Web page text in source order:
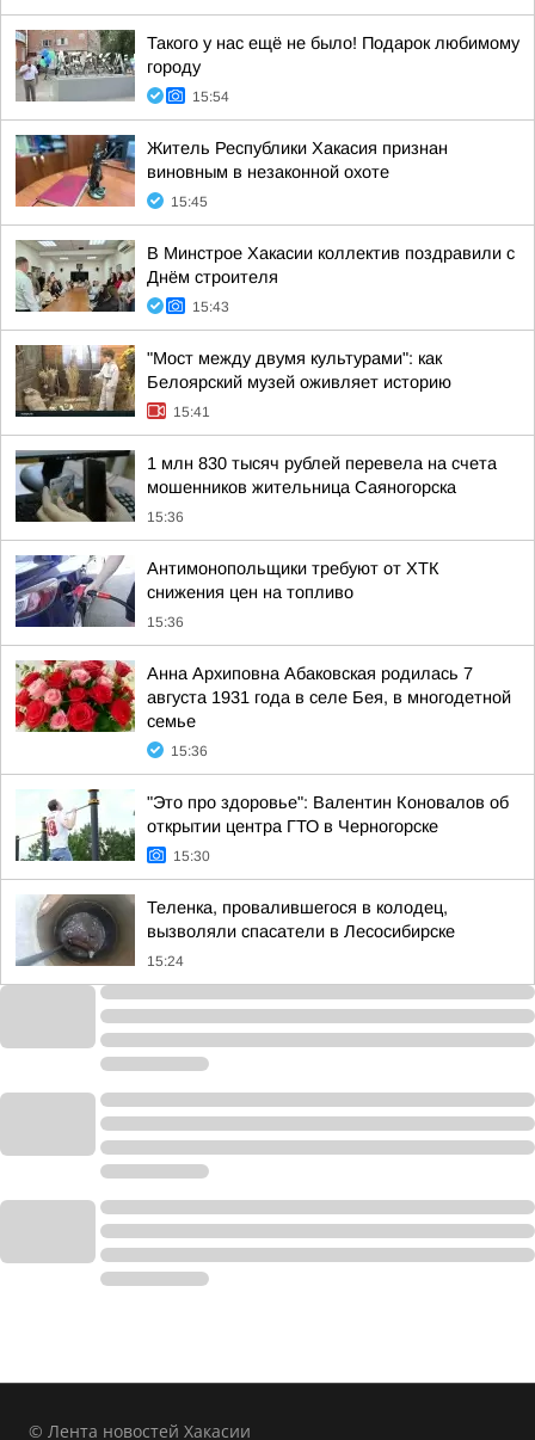
Такого у нас ещё не было! Подарок любимому
городу
15:54
Житель Республики Хакасия признан
виновным в незаконной охоте
15:45
В Минстрое Хакасии коллектив поздравили с
Днём строителя
15:43
"Мост между двумя культурами": как
Белоярский музей оживляет историю
15:41
1 млн 830 тысяч рублей перевела на счета
мошенников жительница Саяногорска
15:36
Антимонопольщики требуют от ХТК
снижения цен на топливо
15:36
Анна Архиповна Абаковская родилась 7
августа 1931 года в селе Бея, в многодетной
семье
15:36
"Это про здоровье": Валентин Коновалов об
открытии центра ГТО в Черногорске
15:30
Теленка, провалившегося в колодец,
вызволяли спасатели в Лесосибирске
15:24
© Лента новостей Хакасии